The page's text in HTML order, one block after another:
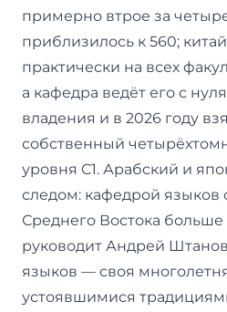
примерно втрое за
приблизилось к 560;
практически на всех
а кафедра ведёт его с
владения и в 2026 году
собственный
уровня C1. Арабский и
следом: кафедрой языков
Среднего Востока больше
руководит Андрей
языков — своя
устоявшимися